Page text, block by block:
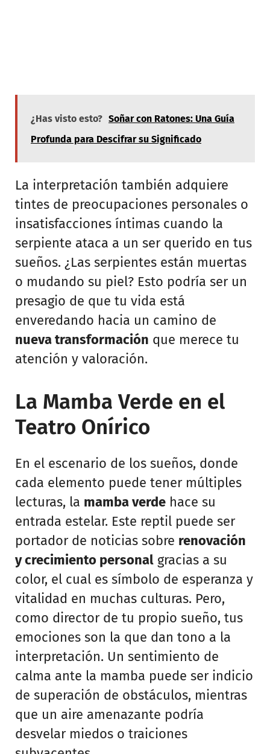
¿Has visto esto? Soñar con Ratones: Una Guía
Profunda para Descifrar su Significado
La interpretación también adquiere
tintes de preocupaciones personales o
insatisfacciones íntimas cuando la
serpiente ataca a un ser querido en tus
sueños. ¿Las serpientes están muertas
o mudando su piel? Esto podría ser un
presagio de que tu vida está
enveredando hacia un camino de
nueva transformación que merece tu
atención y valoración.
La Mamba Verde en el
Teatro Onírico
En el escenario de los sueños, donde
cada elemento puede tener múltiples
lecturas, la mamba verde hace su
entrada estelar. Este reptil puede ser
portador de noticias sobre renovación
y crecimiento personal gracias a su
color, el cual es símbolo de esperanza y
vitalidad en muchas culturas. Pero,
como director de tu propio sueño, tus
emociones son la que dan tono a la
interpretación. Un sentimiento de
calma ante la mamba puede ser indicio
de superación de obstáculos, mientras
que un aire amenazante podría
desvelar miedos o traiciones